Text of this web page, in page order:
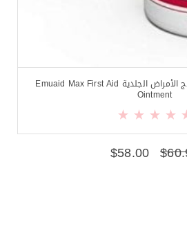
كريم ايموايد ماكس لعلاج الأمراض الجلدية Emuaid Max First Aid
Ointment
$
$58.00